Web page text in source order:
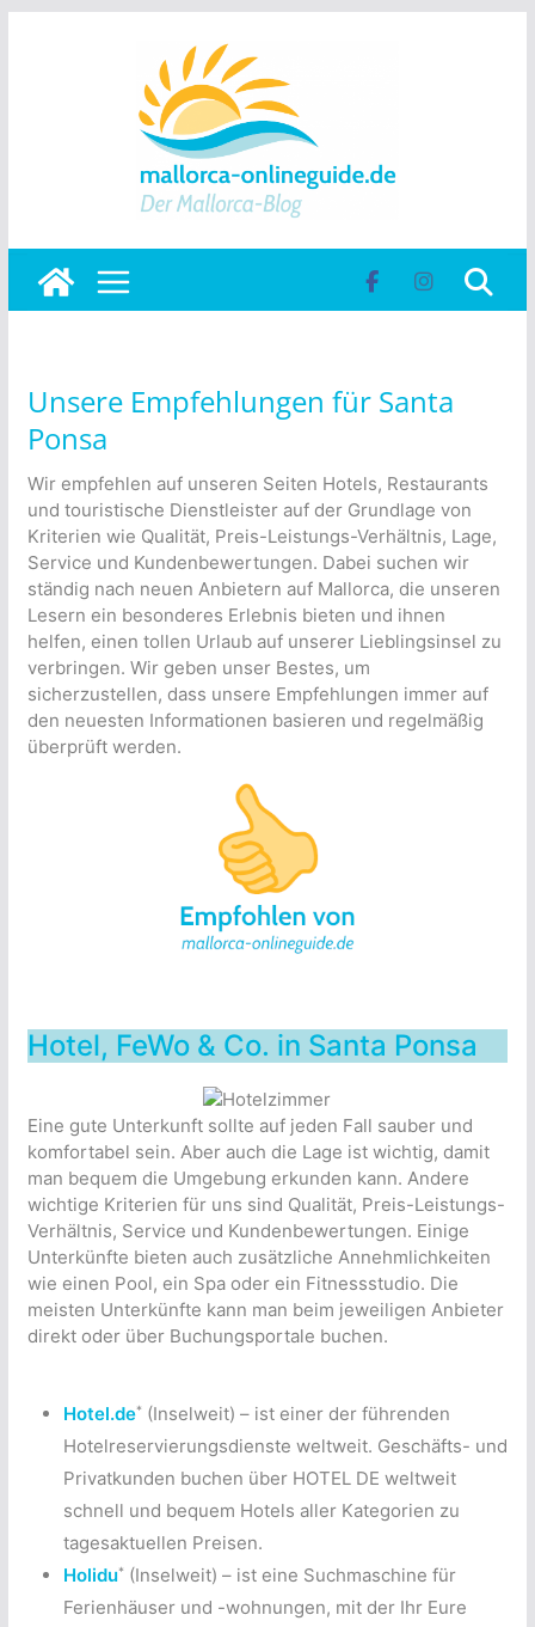
Unsere Empfehlungen für Santa
Ponsa
Wir empfehlen auf unseren Seiten Hotels, Restaurants
und touristische Dienstleister auf der Grundlage von
Kriterien wie Qualität, Preis-Leistungs-Verhältnis, Lage,
Service und Kundenbewertungen. Dabei suchen wir
ständig nach neuen Anbietern auf Mallorca, die unseren
Lesern ein besonderes Erlebnis bieten und ihnen
helfen, einen tollen Urlaub auf unserer Lieblingsinsel zu
verbringen. Wir geben unser Bestes, um
sicherzustellen, dass unsere Empfehlungen immer auf
den neuesten Informationen basieren und regelmäßig
überprüft werden.
Hotel, FeWo & Co. in Santa Ponsa
Eine gute Unterkunft sollte auf jeden Fall sauber und
komfortabel sein. Aber auch die Lage ist wichtig, damit
man bequem die Umgebung erkunden kann. Andere
wichtige Kriterien für uns sind Qualität, Preis-Leistungs-
Verhältnis, Service und Kundenbewertungen. Einige
Unterkünfte bieten auch zusätzliche Annehmlichkeiten
wie einen Pool, ein Spa oder ein Fitnessstudio. Die
meisten Unterkünfte kann man beim jeweiligen Anbieter
direkt oder über Buchungsportale buchen.
Hotel.de*(Inselweit) – ist einer der führenden
Hotelreservierungsdienste weltweit. Geschäfts- und
Privatkunden buchen über HOTEL DE weltweit
schnell und bequem Hotels aller Kategorien zu
tagesaktuellen Preisen.
Holidu*(Inselweit) – ist eine Suchmaschine für
Ferienhäuser und -wohnungen, mit der Ihr Eure